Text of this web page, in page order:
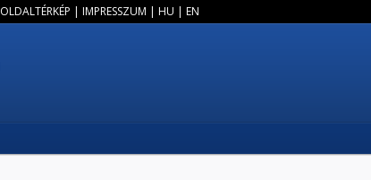
OLDALTÉRKÉP | IMPRESSZUM | HU | EN